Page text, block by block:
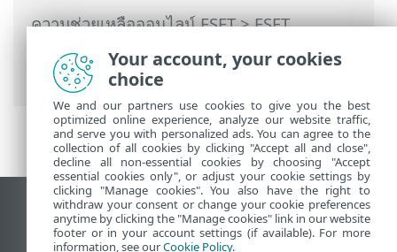
ความช่วยเหลือออนไลน์ ESET>ESET
Endpoint Antivirus
การตั้งค่าขั้นสูง >การ
อัพเดท> ตัวเลือกการเชื่อมต่อ
ดูไซต์เดสก์ท็อป
End of Life
Your account, your cookies
choice
We and our partners use cookies to give you the best
optimized online experience, analyze our website traffic,
and serve you with personalized ads. You can agree to the
collection of all cookies by clicking "Accept all and close",
decline all non-essential cookies by choosing "Accept
essential cookies only", or adjust your cookie settings by
clicking "Manage cookies". You also have the right to
withdraw your consent or change your cookie preferences
anytime by clicking the "Manage cookies" link in our website
footer or in your account settings (if available). For more
information, see ourCookie Policy.